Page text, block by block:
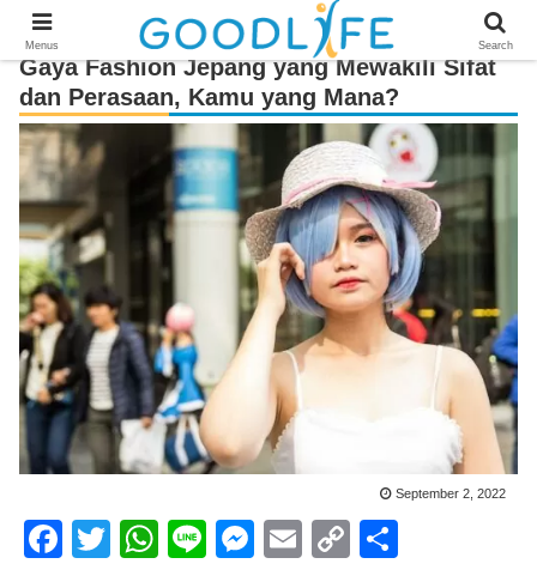
Gaya Fashion Jepang yang Mewakili Sifat
dan Perasaan, Kamu yang Mana?
September 2, 2022
F
T
W
Li
M
E
C
Menus Search